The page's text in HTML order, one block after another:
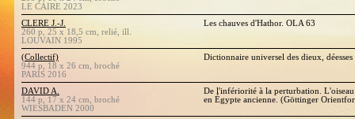
LE CAIRE 2023
CLERE J.-J.
260 p, 25 x 18,5 cm, relié, ill.
LOUVAIN 1995
Les chauves d'Hathor. OLA 63
(Collectif)
944 p, 18 x 26 cm, broché
PARIS 2016
Dictionnaire universel des dieux, déesses
DAVID A.
144 p, 17 x 24 cm, broché
WIESBADEN 2000
De l'infériorité à la perturbation.
en Égypte ancienne. (Göttinger